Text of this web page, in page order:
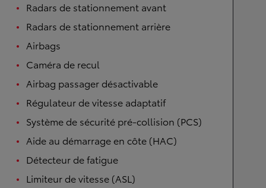
Radars de stationnement avant
Radars de stationnement arrière
Airbags
Caméra de recul
Airbag passager désactivable
Régulateur de vitesse adaptatif
Système de sécurité pré-collision (PCS)
Aide au démarrage en côte (HAC)
Détecteur de fatigue
Limiteur de vitesse (ASL)